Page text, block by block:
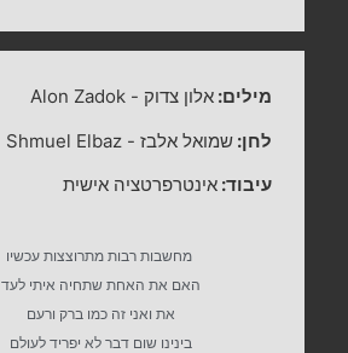
מילים:אלון צדוק -
Alon Zadok
לחן:שמואל אלבז -
Shmuel Elbaz
עיבוד:אינטרפרטציה אישית
מחשבות רבות מתרוצצות עכשיו
האם את האחת שתחיה איתי לעד
את ואני זה כמו ברק ורעם
בינינו שום דבר לא יפריד לעולם